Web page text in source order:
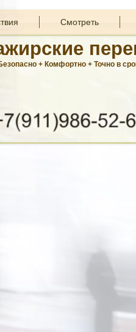
Смотреть
+ Комфортно + Точно в